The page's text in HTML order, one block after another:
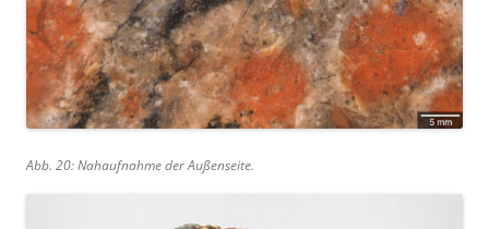
Abb. 20: Nahaufnahme der Außenseite.